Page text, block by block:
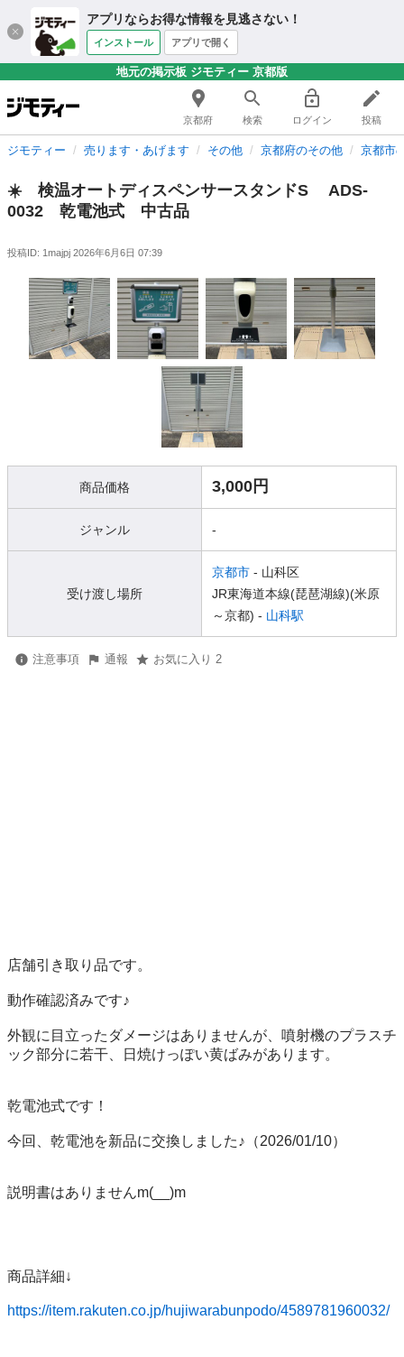
アプリならお得な情報を見逃さない！
インストール アプリで開く
地元の掲示板 ジモティー 京都版
京都府 検索 ログイン 投稿
ジモティー 売ります・あげます その他 京都府のその他 京都市
☀️ 検温オートディスペンサースタンドS ADS-
0032 乾電池式 中古品
投稿ID: 1majpj 2026年6月6日 07:39
商品価格 3,000円
ジャンル -
受け渡し場所
京都市 - 山科区
JR東海道本線(琵琶湖線)(米原
～京都) - 山科駅
注意事項 通報 お気に入り 2
店舗引き取り品です。
動作確認済みです♪
外観に目立ったダメージはありませんが、噴射機のプラスチ
ック部分に若干、日焼けっぽい黄ばみがあります。
乾電池式です！
今回、乾電池を新品に交換しました♪（2026/01/10）
説明書はありませんm(__)m
商品詳細↓
https://item.rakuten.co.jp/hujiwarabunpodo/4589781960032/